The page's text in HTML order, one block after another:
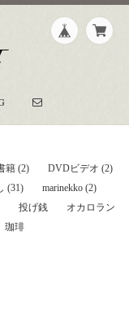
籍 (2)
DVDビデオ (2)
(31)
marinekko (2)
投げ銭
オカロラン
珈琲